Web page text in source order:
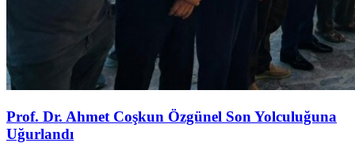
Prof. Dr. Ahmet Coşkun Özgünel Son Yolculuğuna
Uğurlandı